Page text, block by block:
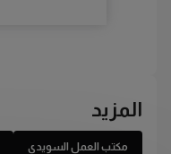
المزيد
مكتب العمل السويدي